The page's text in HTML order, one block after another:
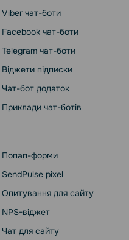
Viber чат-боти
Facebook чат-боти
Telegram чат-боти
Віджети підписки
Чат-бот додаток
Приклади чат-ботів
Попап-форми
SendPulse pixel
Опитування для сайту
NPS-віджет
Чат для сайту